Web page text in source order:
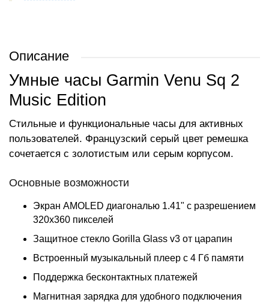
Описание
Умные часы Garmin Venu Sq 2
Music Edition
Стильные и функциональные часы для активных
пользователей. Французский серый цвет ремешка
сочетается с золотистым или серым корпусом.
Основные возможности
Экран AMOLED диагональю 1.41" с разрешением
320x360 пикселей
Защитное стекло Gorilla Glass v3 от царапин
Встроенный музыкальный плеер с 4 Гб памяти
Поддержка бесконтактных платежей
Магнитная зарядка для удобного подключения